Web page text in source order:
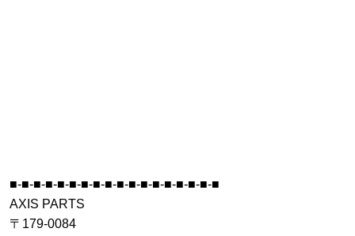
■-■-■-■-■-■-■-■-■-■-■-■-■-■-■-■-■-■
AXIS PARTS
〒179-0084